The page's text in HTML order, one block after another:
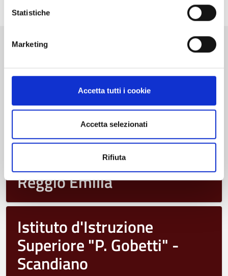
Statistiche
Marketing
Accetta tutti i cookie
Accetta selezionati
Rifiuta
Indirizzo Manutenzione e Assistenza Tecnica
Convitto Nazionale "R.
Corso" - Correggio
Istituto d'Istruzione
Superiore "L. Nobili" -
Reggio Emilia
Istituto d'Istruzione
Superiore "P. Gobetti" -
Scandiano